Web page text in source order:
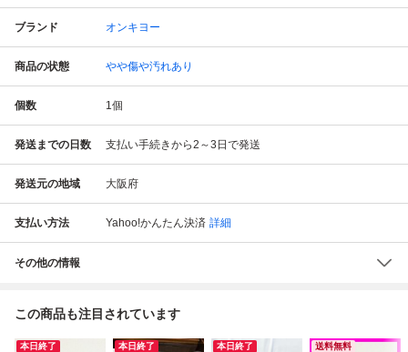
ブランド オンキヨー
商品の状態 やや傷や汚れあり
個数 1個
発送までの日数 支払い手続きから2～3日で発送
発送元の地域 大阪府
支払い方法 Yahoo!かんたん決済 詳細
その他の情報
この商品も注目されています
本日終了 本日終了 本日終了 送料無料